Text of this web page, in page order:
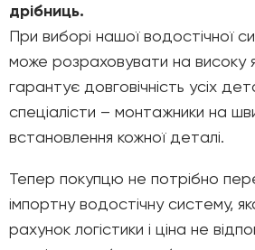
дрібниць.
При виборі нашої водостічної
може розраховувати на високу
гарантує довговічність усіх
спеціалісти – монтажники на
встановлення кожної деталі.
Тепер покупцю не потрібно
імпортну водостічну систему,
рахунок логістики і ціна не